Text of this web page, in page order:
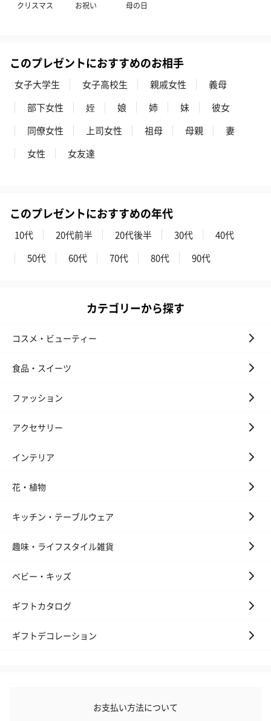
クリスマス お祝い 母の日
このプレゼントにおすすめのお相手
女子大学生 女子高校生 親戚女性
義母
部下女性
姪 娘 姉 妹
彼女
同僚女性
上司女性 祖母 母親
妻
女性
女友達
このプレゼントにおすすめの年代
10代 20代前半 20代後半 30代
40代
50代
60代 70代 80代 90代
カテゴリーから探す
コスメ・ビューティー
食品・スイーツ
ファッション
アクセサリー
インテリア
花・植物
キッチン・テーブルウェア
趣味・ライフスタイル雑貨
ベビー・キッズ
ギフトカタログ
ギフトデコレーション
お支払い方法について